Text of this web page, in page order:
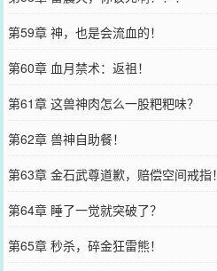
第59章 神，也是会流血的！
第60章 血月禁术：返祖！
第61章 这兽神肉怎么一股粑粑味？
第62章 兽神自助餐！
第63章 金石武尊道歉，赔偿空间戒指！
第64章 睡了一觉就突破了？
第65章 秒杀，碎金狂雷熊！